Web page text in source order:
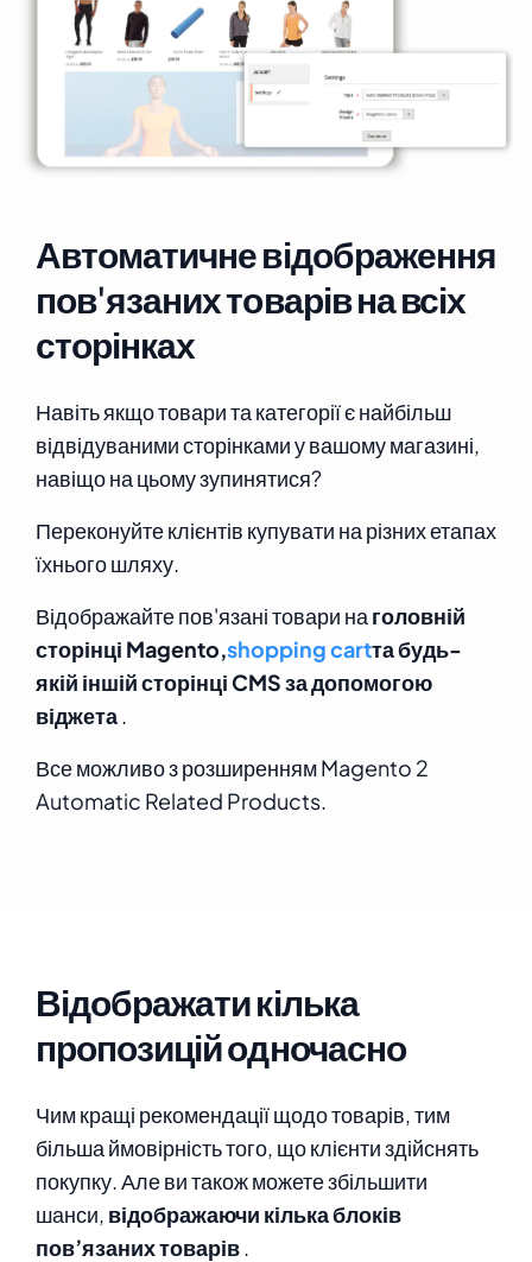
Автоматичне відображення
пов'язаних товарів на всіх
сторінках
Навіть якщо товари та категорії є найбільш
відвідуваними сторінками у вашому магазині,
навіщо на цьому зупинятися?
Переконуйте клієнтів купувати на різних етапах
їхнього шляху.
Відображайте пов'язані товари наголовній
сторінці Magento,shopping cartта будь-
якій іншій сторінці CMS за допомогою
віджета.
Все можливо з розширенням Magento 2
Automatic Related Products.
Відображати кілька
пропозицій одночасно
Чим кращі рекомендації щодо товарів, тим
більша ймовірність того, що клієнти здійснять
покупку. Але ви також можете збільшити
шанси, відображаючи кілька блоків
пов’язаних товарів.